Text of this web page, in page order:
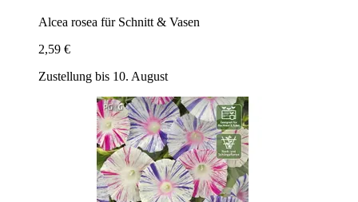
Alcea rosea für Schnitt & Vasen
2,59 €
Zustellung bis 10. August